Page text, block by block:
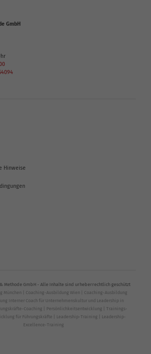
GmbH
Hinweise
Methode GmbH - Alle Inhalte sind urheberrechtlich geschützt
München Coaching-Ausbildung Wien
Coaching-Ausbildung
Interner Coach für Unternehmenskultur und Leadership in
Coaching Persönlichkeitsentwicklung
Trainings-
für Führungskräfte
Leadership-Training
Leadership-
Excellence-Training